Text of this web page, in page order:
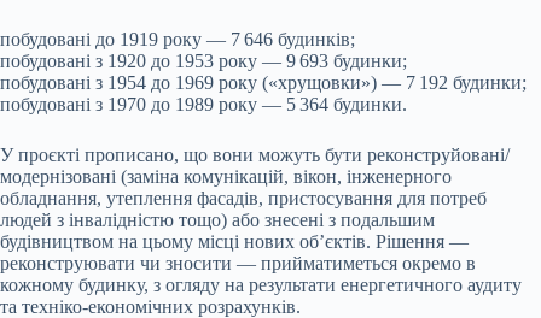
побудовані до 1919 року — 7 646 будинків;
побудовані з 1920 до 1953 року — 9 693 будинки;
побудовані з 1954 до 1969 року («хрущовки») — 7 192 будинки;
побудовані з 1970 до 1989 року — 5 364 будинки.
У проєкті прописано, що вони можуть бути реконструйовані/
модернізовані (заміна комунікацій, вікон, інженерного
обладнання, утеплення фасадів, пристосування для потреб
людей з інвалідністю тощо) або знесені з подальшим
будівництвом на цьому місці нових об’єктів. Рішення —
реконструювати чи зносити — прийматиметься окремо в
кожному будинку, з огляду на результати енергетичного аудиту
та техніко-економічних розрахунків.